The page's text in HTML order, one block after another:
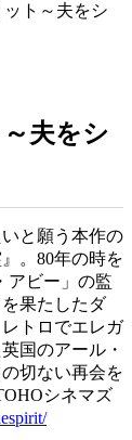
ト～夫をシ
夫をシ
と願う本作の
。80年の時を
アビー」の監
果たしたダ
トロでエレガ
国のアール・
切ない再会を
シネマズ